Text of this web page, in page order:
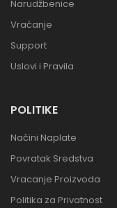
Narudžbenice
Vraćanje
Support
Uslovi i Pravila
POLITIKE
Načini Naplate
Povratak Sredstva
Vracanje Proizvoda
Politika za Privatnost